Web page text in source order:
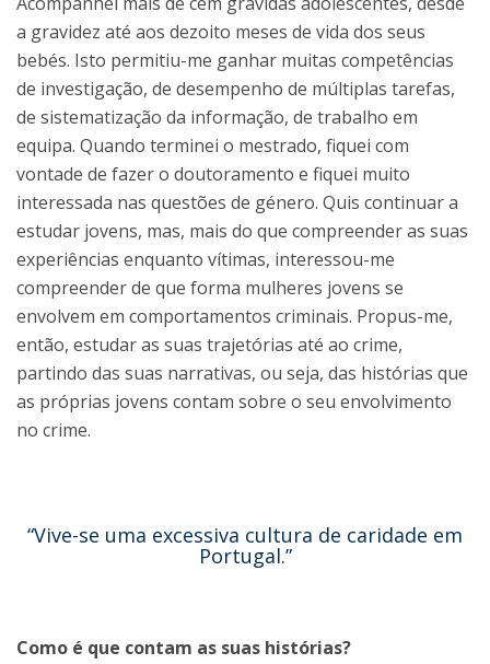
a gravidez até aos dezoito meses de vida dos seus
bebés. Isto permitiu-me ganhar muitas competências
de investigação, de desempenho de múltiplas tarefas,
de sistematização da informação, de trabalho em
equipa. Quando terminei o mestrado, fiquei com
vontade de fazer o doutoramento e fiquei muito
interessada nas questões de género. Quis continuar a
estudar jovens, mas, mais do que compreender as suas
experiências enquanto vítimas, interessou-me
compreender de que forma mulheres jovens se
envolvem em comportamentos criminais. Propus-me,
então, estudar as suas trajetórias até ao crime,
partindo das suas narrativas, ou seja, das histórias que
as próprias jovens contam sobre o seu envolvimento
no crime.
“Vive-se uma excessiva cultura de caridade em
Portugal.”
Como é que contam as suas histórias?